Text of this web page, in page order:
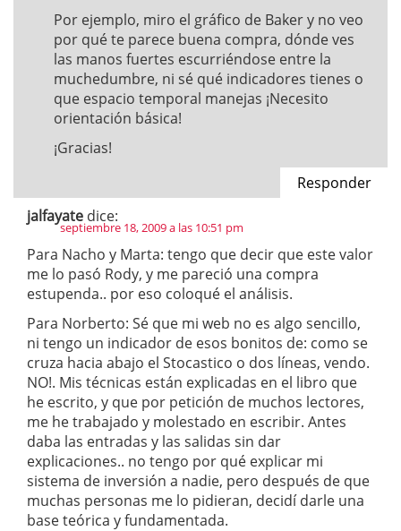
Por ejemplo, miro el gráfico de Baker y no veo
por qué te parece buena compra, dónde ves
las manos fuertes escurriéndose entre la
muchedumbre, ni sé qué indicadores tienes o
que espacio temporal manejas ¡Necesito
orientación básica!
¡Gracias!
Responder
jalfayate dice:
septiembre 18, 2009 a las 10:51 pm
Para Nacho y Marta: tengo que decir que este valor
me lo pasó Rody, y me pareció una compra
estupenda.. por eso coloqué el análisis.
Para Norberto: Sé que mi web no es algo sencillo,
ni tengo un indicador de esos bonitos de: como se
cruza hacia abajo el Stocastico o dos líneas, vendo.
NO!. Mis técnicas están explicadas en el libro que
he escrito, y que por petición de muchos lectores,
me he trabajado y molestado en escribir. Antes
daba las entradas y las salidas sin dar
explicaciones.. no tengo por qué explicar mi
sistema de inversión a nadie, pero después de que
muchas personas me lo pidieran, decidí darle una
base teórica y fundamentada.